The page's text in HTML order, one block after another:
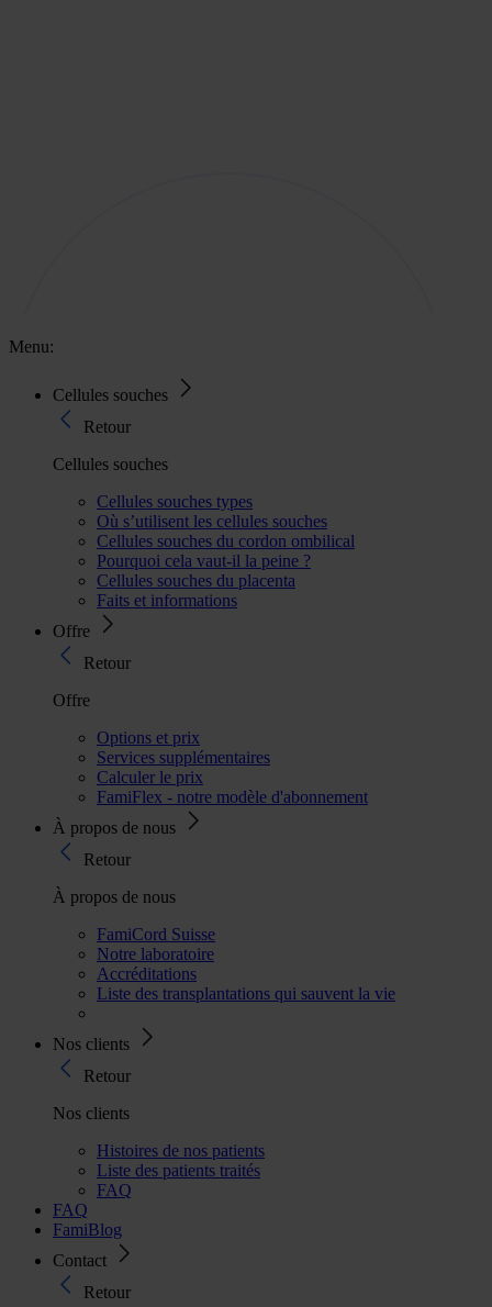
Menu:
Cellules souches
Retour
Cellules souches
Cellules souches types
Où s’utilisent les cellules souches
Cellules souches du cordon ombilical
Pourquoi cela vaut-il la peine ?
Cellules souches du placenta
Faits et informations
Offre
Retour
Offre
Options et prix
Services supplémentaires
Calculer le prix
FamiFlex - notre modèle d'abonnement
À propos de nous
Retour
À propos de nous
FamiCord Suisse
Notre laboratoire
Accréditations
Liste des transplantations qui sauvent la vie
Nos clients
Retour
Nos clients
Histoires de nos patients
Liste des patients traités
FAQ
FAQ
FamiBlog
Contact
Retour